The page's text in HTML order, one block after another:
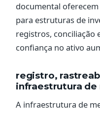
documental
para estruturas de
registros, conciliação
confiança no ativo
registro,
infraestrutura de
A infraestrutura de